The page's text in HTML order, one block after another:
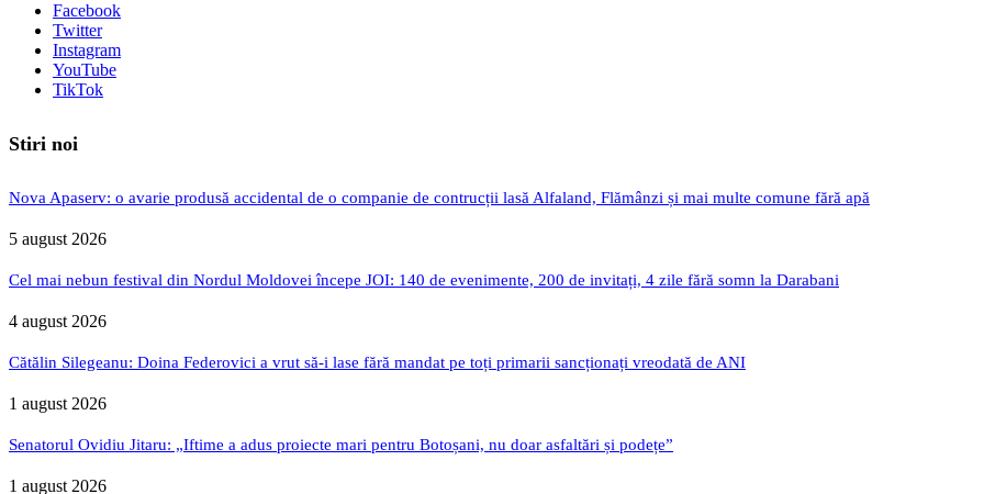
Facebook
Twitter
Instagram
YouTube
TikTok
Stiri noi
Nova Apaserv: o avarie produsă accidental de o companie de contrucții lasă Alfaland, Flămânzi și mai multe comune fără apă
5 august 2026
Cel mai nebun festival din Nordul Moldovei începe JOI: 140 de evenimente, 200 de invitați, 4 zile fără somn la Darabani
4 august 2026
Cătălin Silegeanu: Doina Federovici a vrut să-i lase fără mandat pe toți primarii sancționați vreodată de ANI
1 august 2026
Senatorul Ovidiu Jitaru: „Iftime a adus proiecte mari pentru Botoșani, nu doar asfaltări și podețe”
1 august 2026